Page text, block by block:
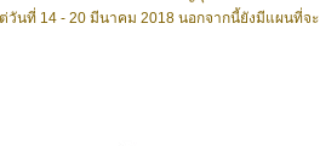
วันที่ 14 - 20 มีนาคม 2018 นอกจากนี้ยังมีแผนที่จะ